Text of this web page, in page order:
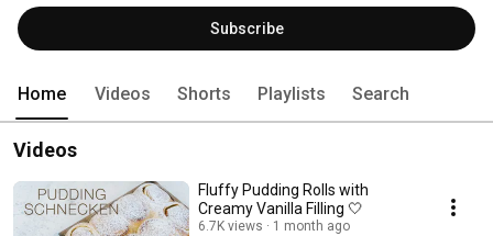
Subscribe
Home Videos Shorts Playlists Search
Videos
Fluffy Pudding Rolls with
Creamy Vanilla Filling 🤍
6.7K views 1 month ago